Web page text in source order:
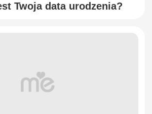
Twoja data urodzenia?